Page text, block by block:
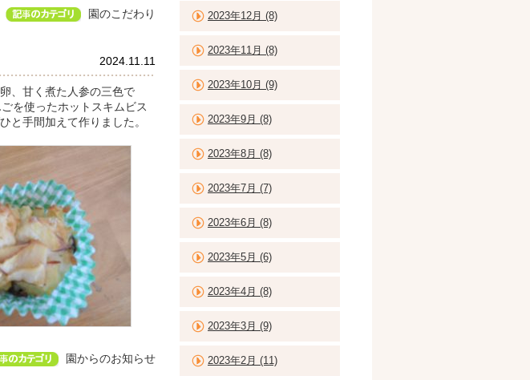
園のこだわり
2024.11.11
、甘く煮た人参の三色で
を使ったホットスキムビス
と手間加えて作りました。
園からのお知らせ
2023年12月 (8)
2023年11月 (8)
2023年10月 (9)
2023年9月 (8)
2023年8月 (8)
2023年7月 (7)
2023年6月 (8)
2023年5月 (6)
2023年4月 (8)
2023年3月 (9)
2023年2月 (11)